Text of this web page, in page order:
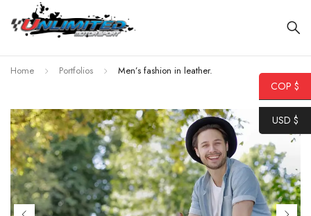
Home Portfolios Men’s fashion in leather.
COP $
USD $